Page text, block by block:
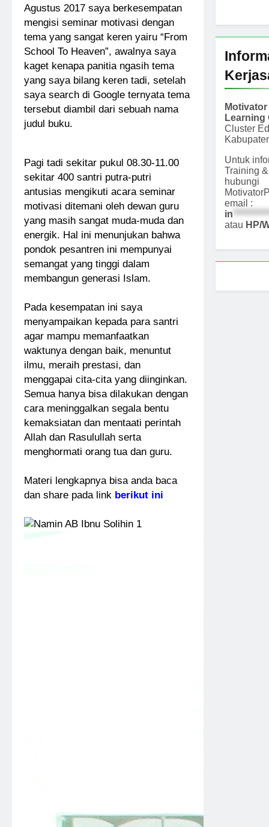
Agustus 2017 saya berkesempatan
mengisi seminar motivasi dengan
tema yang sangat keren yairu “From
School To Heaven”, awalnya saya
kaget kenapa panitia ngasih tema
yang saya bilang keren tadi, setelah
saya search di Google ternyata tema
tersebut diambil dari sebuah nama
judul buku.
Pagi tadi sekitar pukul 08.30-11.00
sekitar 400 santri putra-putri
antusias mengikuti acara seminar
motivasi ditemani oleh dewan guru
yang masih sangat muda-muda dan
energik. Hal ini menunjukan bahwa
pondok pesantren ini mempunyai
semangat yang tinggi dalam
membangun generasi Islam.
Pada kesempatan ini saya
menyampaikan kepada para santri
agar mampu memanfaatkan
waktunya dengan baik, menuntut
ilmu, meraih prestasi, dan
menggapai cita-cita yang diinginkan.
Semua hanya bisa dilakukan dengan
cara meninggalkan segala bentu
kemaksiatan dan mentaati perintah
Allah dan Rasulullah serta
menghormati orang tua dan guru.
Materi lengkapnya bisa anda baca
dan share pada link berikut ini
Learning
Cluster
Untuk
Training
hubungi
email :
in
atau HP/